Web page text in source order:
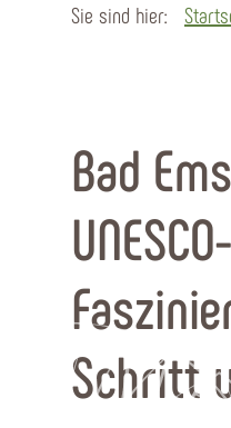
Sie sind hier:
Bad
Schritt